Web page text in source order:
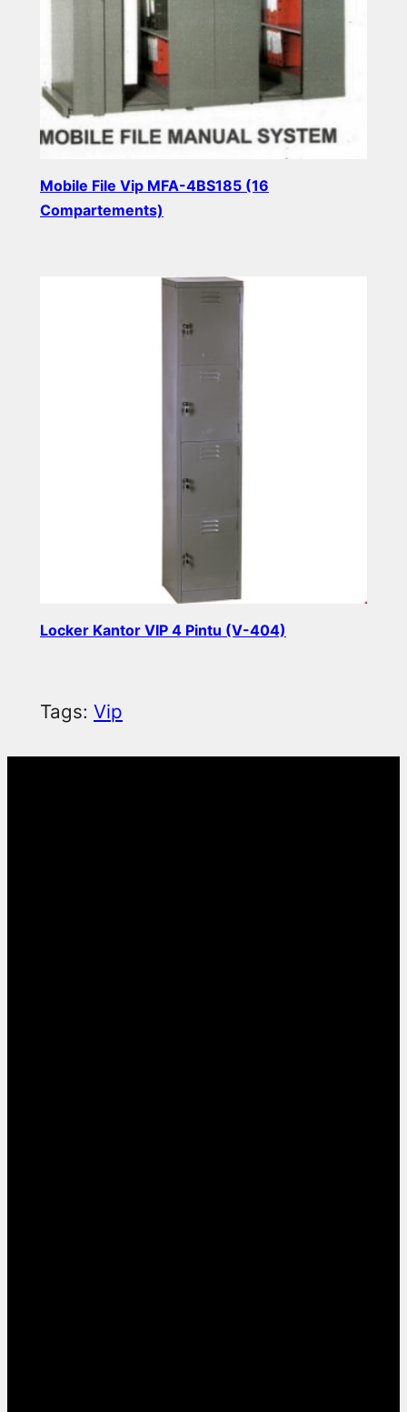
Mobile File Vip MFA-4BS185 (16
Compartements)
Locker Kantor VIP 4 Pintu (V-404)
Tags: Vip